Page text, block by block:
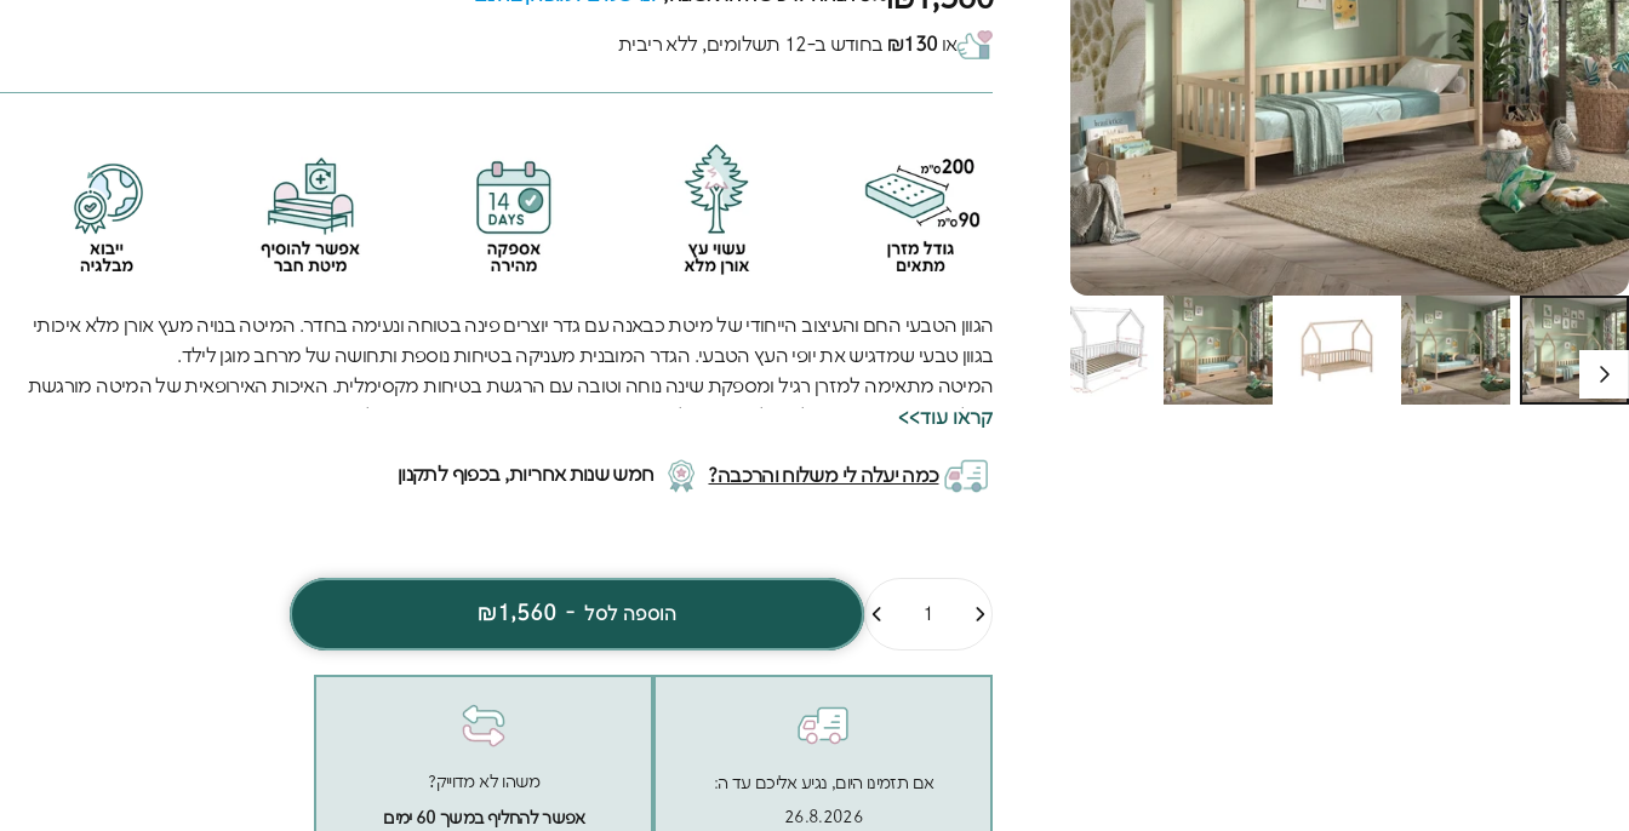
או ₪130 בחודש ב-12 תשלומים, ללא ריבית
הגוון הטבעי החם והעיצוב הייחודי של מיטת כבאנה עם גדר יוצרים פינה בטוחה ונעימה בחדר. המיטה בנויה מעץ אורן מלא איכותי
בגוון טבעי שמדגיש את יופי העץ הטבעי. הגדר המובנית מעניקה בטיחות נוספת ותחושה של מרחב מוגן לילד.
המיטה מתאימה למזרן רגיל ומספקת שינה נוחה וטובה עם הרגשת בטיחות מקסימלית. האיכות האירופאית של המיטה מורגשת
בכל פרט - מהעיבוד החלק של העץ ועד לחיבורים החזקים שמבטיחים יציבות מושלמת. החומרים האיכותיים וההרכבה המדויקת
<<קראו עוד
כמה יעלה לי משלוח והרכבה? חמש שנות אחריות, בכפוף לתקנון
הוספה לסל-
₪1,560
אם תזמינו היום, נגיע אליכם עד ה:
26.8.2026
משהו לא מדוייק?
אפשר להחליף במשך 60 ימים